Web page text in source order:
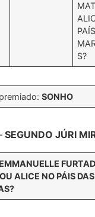
S?
SONHO
SEGUNDO JÚRI
EMMANUELLE
ALICE NO PÁIS DAS